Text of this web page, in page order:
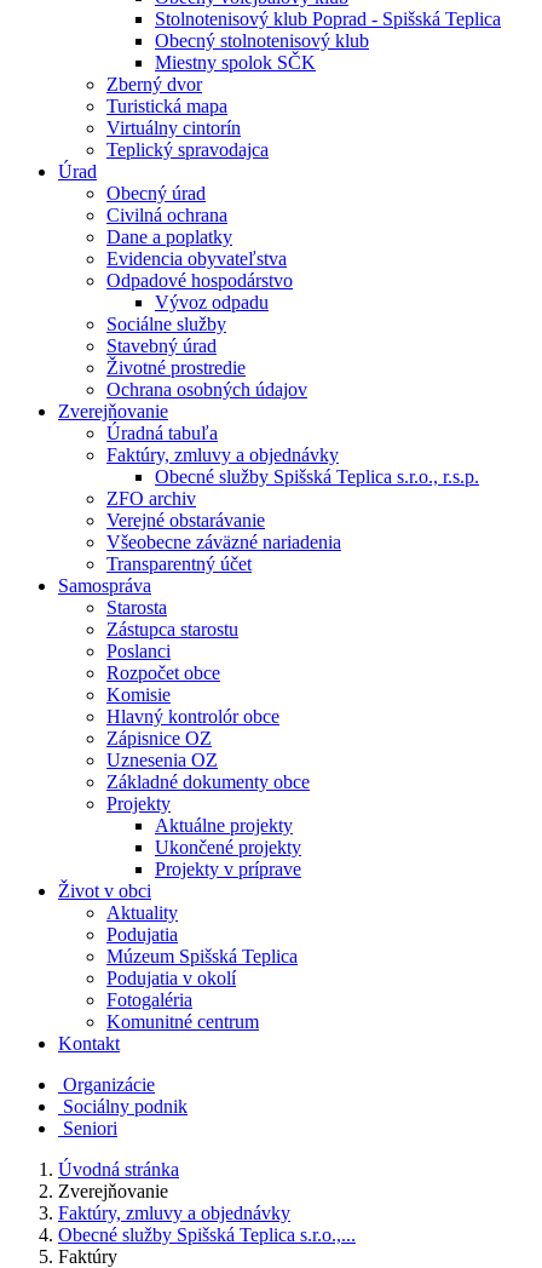
Stolnotenisový klub Poprad - Spišská Teplica
Obecný stolnotenisový klub
Miestny spolok SČK
Zberný dvor
Turistická mapa
Virtuálny cintorín
Teplický spravodajca
Úrad
Obecný úrad
Civilná ochrana
Dane a poplatky
Evidencia obyvateľstva
Odpadové hospodárstvo
Vývoz odpadu
Sociálne služby
Stavebný úrad
Životné prostredie
Ochrana osobných údajov
Zverejňovanie
Úradná tabuľa
Faktúry, zmluvy a objednávky
Obecné služby Spišská Teplica s.r.o., r.s.p.
ZFO archiv
Verejné obstarávanie
Všeobecne záväzné nariadenia
Transparentný účet
Samospráva
Starosta
Zástupca starostu
Poslanci
Rozpočet obce
Komisie
Hlavný kontrolór obce
Zápisnice OZ
Uznesenia OZ
Základné dokumenty obce
Projekty
Aktuálne projekty
Ukončené projekty
Projekty v príprave
Život v obci
Aktuality
Podujatia
Múzeum Spišská Teplica
Podujatia v okolí
Fotogaléria
Komunitné centrum
Kontakt
Organizácie
Sociálny podnik
Seniori
Úvodná stránka
Zverejňovanie
Faktúry, zmluvy a objednávky
Obecné služby Spišská Teplica s.r.o.,...
Faktúry